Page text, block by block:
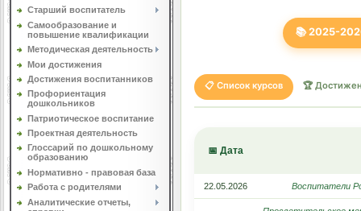
Старший воспитатель
Самообразование и
повышение квалификации
Методическая деятельность
Мои достижения
Достижения воспитанников
Профориентация
дошкольников
Патриотическое воспитание
Проектная деятельность
Глоссарий по дошкольному
образованию
Нормативно - правовая база
Работа с родителями
Аналитические отчеты,
📚 2025-
📋 Список курсов 🏆
📅 Дата
22.05.2026 Воспитатели